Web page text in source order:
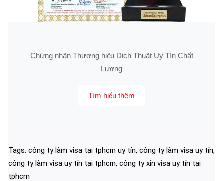
Chứng nhận Thương hiệu Dịch Thuật Uy Tín Chất
Lượng
Tìm hiểu thêm
Tags: công ty làm visa tại tphcm uy tín, công ty làm visa uy tín,
công ty làm visa uy tín tại tphcm, công ty xin visa uy tín tại
tphcm